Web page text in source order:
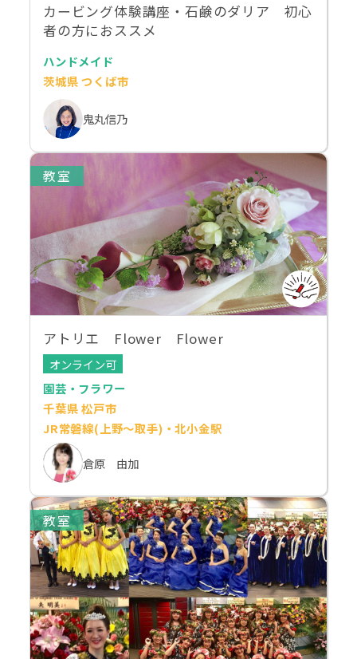
カービング体験講座・石鹸のダリア 初心
者の方におススメ
ハンドメイド
茨城県 つくば市
鬼丸信乃
教室
アトリエ Flower Flower
オンライン可
園芸・フラワー
千葉県 松戸市
JR常磐線(上野～取手)・北小金駅
倉原 由加
教室